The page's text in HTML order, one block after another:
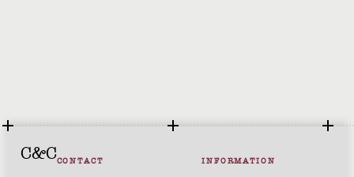
C&CCONTACT INFORMATION